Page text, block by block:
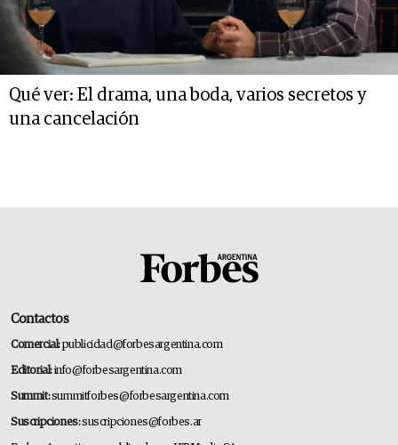
Qué ver: El drama, una boda, varios secretos y
una cancelación
Contactos
Comercial:publicidad@forbesargentina.com
Editorial:info@forbesargentina.com
Summit:summitforbes@forbesargentina.com
Suscripciones:suscripciones@forbes.ar